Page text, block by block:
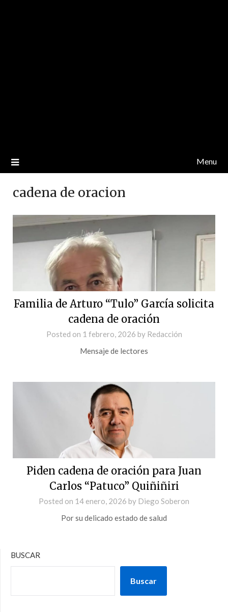
Menu
cadena de oracion
Familia de Arturo “Tulo” García solicita
cadena de oración
Posted on 1 febrero, 2026 by Redacción
Mensaje de lectores
Piden cadena de oración para Juan
Carlos “Patuco” Quiñiñiri
Posted on 14 enero, 2026 by Diego Soberon
Por su delicado estado de salud
BUSCAR
Buscar